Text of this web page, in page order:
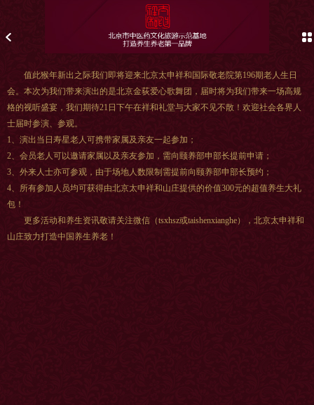
值此猴年新出之际我们即将迎来北京太申祥和国际敬老院第196期老人生日
会。本次为我们带来演出的是北京金荻爱心歌舞团，届时将为我们带来一场高规
格的视听盛宴，我们期待21日下午在祥和礼堂与大家不见不散！欢迎社会各界人
士届时参演、参观。
1、演出当日寿星老人可携带家属及亲友一起参加；
2、会员老人可以邀请家属以及亲友参加，需向颐养部申部长提前申请；
3、外来人士亦可参观，由于场地人数限制需提前向颐养部申部长预约；
4、所有参加人员均可获得由北京太申祥和山庄提供的价值300元的超值养生大礼
包！
更多活动和养生资讯敬请关注微信（tsxhsz或taishenxianghe），北京太申祥和
山庄致力打造中国养生养老！